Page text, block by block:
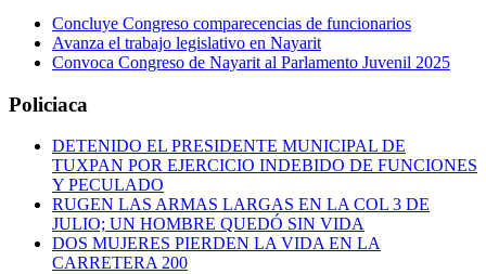
Concluye Congreso comparecencias de funcionarios
Avanza el trabajo legislativo en Nayarit
Convoca Congreso de Nayarit al Parlamento Juvenil 2025
Policiaca
DETENIDO EL PRESIDENTE MUNICIPAL DE
TUXPAN POR EJERCICIO INDEBIDO DE FUNCIONES
Y PECULADO
RUGEN LAS ARMAS LARGAS EN LA COL 3 DE
JULIO; UN HOMBRE QUEDÓ SIN VIDA
DOS MUJERES PIERDEN LA VIDA EN LA
CARRETERA 200